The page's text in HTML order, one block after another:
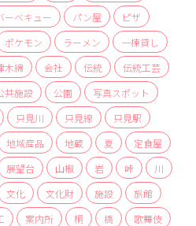
ーベキュー パン屋
ピザ
ポケモン ラーメン
一棟貸し
木綿 会社 伝統
伝統工芸
共施設 公園
写真スポット
只見川 只見線
只見駅
地域産品 地蔵 夏
定食屋
展望台 山椒 岩 峠
川
文化 文化財 施設
旅館
案内所 桐 橋
歌舞伎